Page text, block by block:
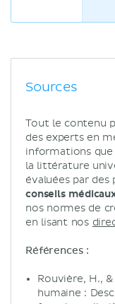
Sources
Tout le contenu
des experts en
informations
la littérature
évaluées par des
conseils
nos normes de
en lisant nos
Références :
Rouvière, H.,
humaine :